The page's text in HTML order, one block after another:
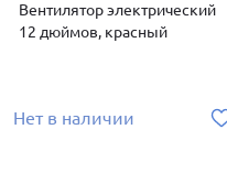
Вентилятор электрический
12 дюймов, красный
Нет в наличии